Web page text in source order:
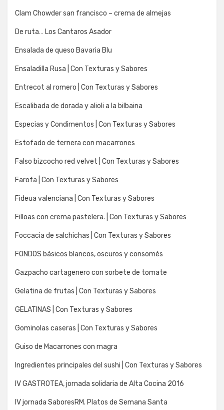
Clam Chowder san francisco – crema de almejas
De ruta… Los Cantaros Asador
Ensalada de queso Bavaria Blu
Ensaladilla Rusa | Con Texturas y Sabores
Entrecot al romero | Con Texturas y Sabores
Escalibada de dorada y alioli a la bilbaina
Especias y Condimentos | Con Texturas y Sabores
Estofado de ternera con macarrones
Falso bizcocho red velvet | Con Texturas y Sabores
Farofa | Con Texturas y Sabores
Fideua valenciana | Con Texturas y Sabores
Filloas con crema pastelera. | Con Texturas y Sabores
Foccacia de salchichas | Con Texturas y Sabores
FONDOS básicos blancos, oscuros y consomés
Gazpacho cartagenero con sorbete de tomate
Gelatina de frutas | Con Texturas y Sabores
GELATINAS | Con Texturas y Sabores
Gominolas caseras | Con Texturas y Sabores
Guiso de Macarrones con magra
Ingredientes principales del sushi | Con Texturas y Sabores
IV GASTROTEA, jornada solidaria de Alta Cocina 2016
IV jornada SaboresRM. Platos de Semana Santa